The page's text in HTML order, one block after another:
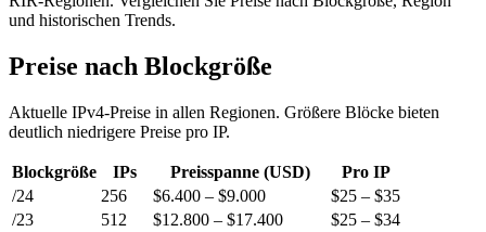
und historischen Trends.
Preise nach Blockgröße
Aktuelle IPv4-Preise in allen Regionen. Größere Blöcke bieten
deutlich niedrigere Preise pro IP.
Blockgröße IPs Preisspanne (USD)
Pro IP
/24
256 $6.400 – $9.000
$25 – $35
/23
512 $12.800 – $17.400
$25 – $34